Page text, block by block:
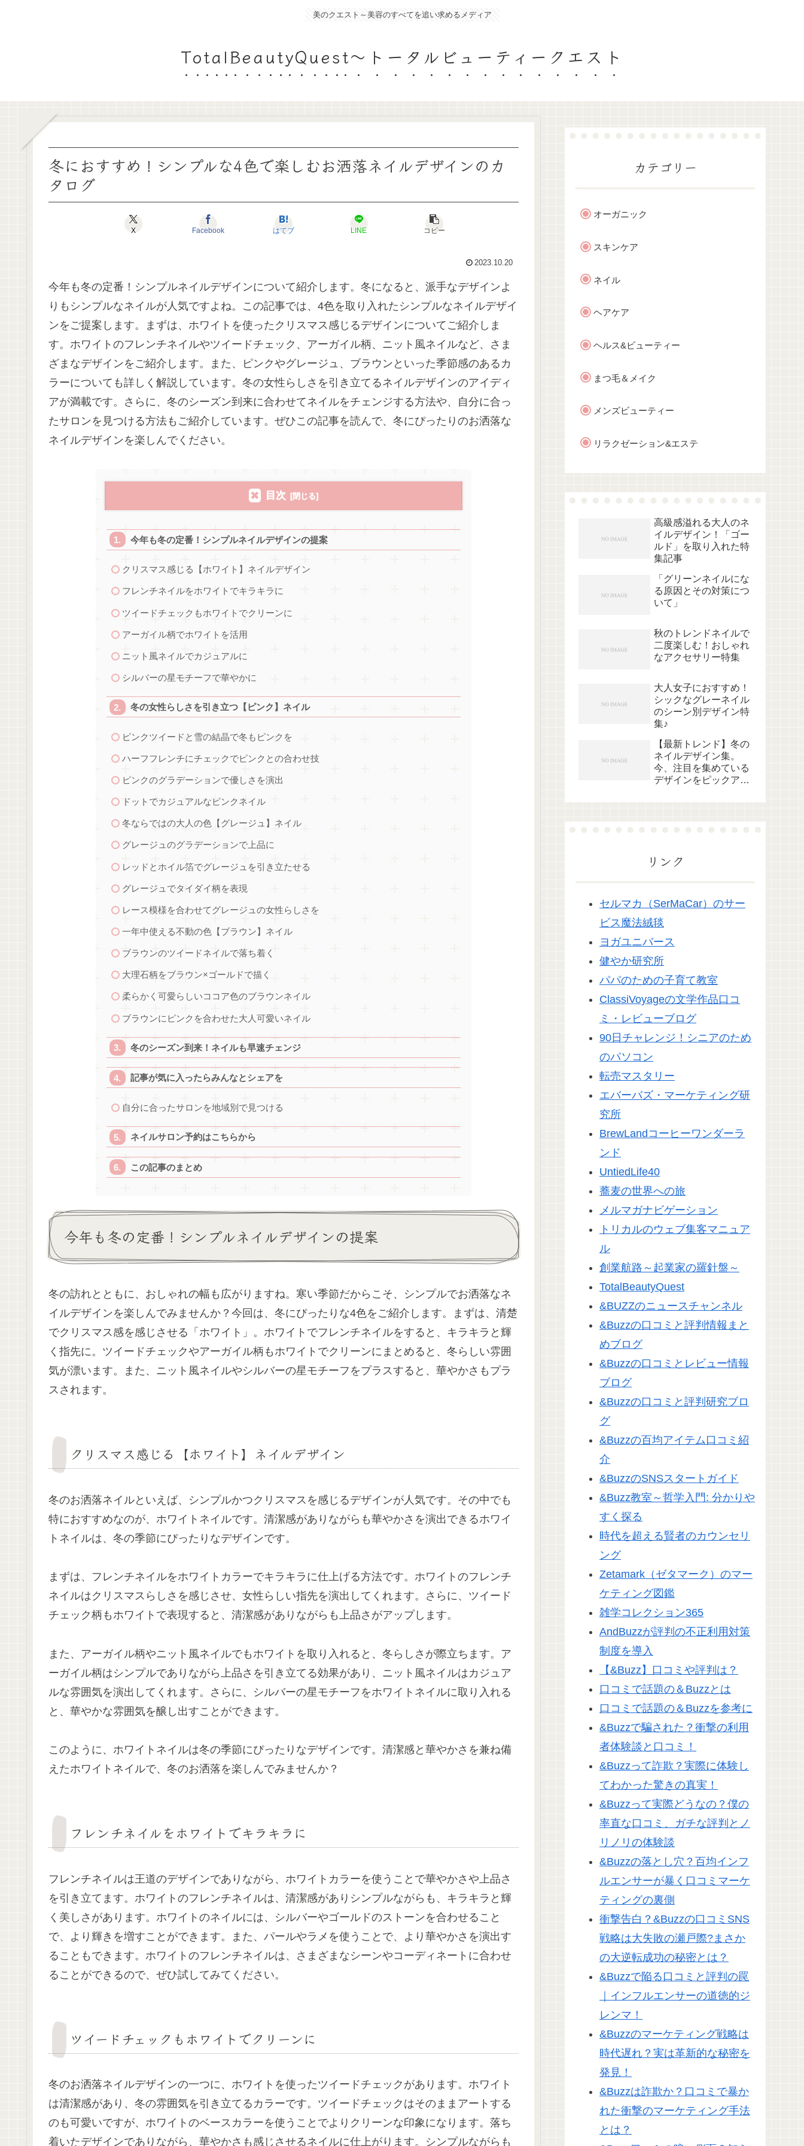
美のクエスト～美容のすべてを追い求めるメディア
TotalBeautyQuest～トータルビューティークエスト
冬におすすめ！シンプルな4色で楽しむお洒落ネイルデザインのカ
タログ
X Facebook はてブ LINE コピー
2023.10.20
今年も冬の定番！シンプルネイルデザインについて紹介します。冬になると、派手なデザインよ
りもシンプルなネイルが人気ですよね。この記事では、4色を取り入れたシンプルなネイルデザイ
ンをご提案します。まずは、ホワイトを使ったクリスマス感じるデザインについてご紹介しま
す。ホワイトのフレンチネイルやツイードチェック、アーガイル柄、ニット風ネイルなど、さま
ざまなデザインをご紹介します。また、ピンクやグレージュ、ブラウンといった季節感のあるカ
ラーについても詳しく解説しています。冬の女性らしさを引き立てるネイルデザインのアイディ
アが満載です。さらに、冬のシーズン到来に合わせてネイルをチェンジする方法や、自分に合っ
たサロンを見つける方法もご紹介しています。ぜひこの記事を読んで、冬にぴったりのお洒落な
ネイルデザインを楽しんでください。
目次
今年も冬の定番！シンプルネイルデザインの提案
クリスマス感じる【ホワイト】ネイルデザイン
フレンチネイルをホワイトでキラキラに
ツイードチェックもホワイトでクリーンに
アーガイル柄でホワイトを活用
ニット風ネイルでカジュアルに
シルバーの星モチーフで華やかに
冬の女性らしさを引き立つ【ピンク】ネイル
ピンクツイードと雪の結晶で冬もピンクを
ハーフフレンチにチェックでピンクとの合わせ技
ピンクのグラデーションで優しさを演出
ドットでカジュアルなピンクネイル
冬ならではの大人の色【グレージュ】ネイル
グレージュのグラデーションで上品に
レッドとホイル箔でグレージュを引き立たせる
グレージュでタイダイ柄を表現
レース模様を合わせてグレージュの女性らしさを
一年中使える不動の色【ブラウン】ネイル
ブラウンのツイードネイルで落ち着く
大理石柄をブラウン×ゴールドで描く
柔らかく可愛らしいココア色のブラウンネイル
ブラウンにピンクを合わせた大人可愛いネイル
冬のシーズン到来！ネイルも早速チェンジ
記事が気に入ったらみんなとシェアを
自分に合ったサロンを地域別で見つける
ネイルサロン予約はこちらから
この記事のまとめ
今年も冬の定番！シンプルネイルデザインの提案
冬の訪れとともに、おしゃれの幅も広がりますね。寒い季節だからこそ、シンプルでお洒落なネ
イルデザインを楽しんでみませんか？今回は、冬にぴったりな4色をご紹介します。まずは、清楚
でクリスマス感を感じさせる「ホワイト」。ホワイトでフレンチネイルをすると、キラキラと輝
く指先に。ツイードチェックやアーガイル柄もホワイトでクリーンにまとめると、冬らしい雰囲
気が漂います。また、ニット風ネイルやシルバーの星モチーフをプラスすると、華やかさもプラ
スされます。
クリスマス感じる【ホワイト】ネイルデザイン
冬のお洒落ネイルといえば、シンプルかつクリスマスを感じるデザインが人気です。その中でも
特におすすめなのが、ホワイトネイルです。清潔感がありながらも華やかさを演出できるホワイ
トネイルは、冬の季節にぴったりなデザインです。
まずは、フレンチネイルをホワイトカラーでキラキラに仕上げる方法です。ホワイトのフレンチ
ネイルはクリスマスらしさを感じさせ、女性らしい指先を演出してくれます。さらに、ツイード
チェック柄もホワイトで表現すると、清潔感がありながらも上品さがアップします。
また、アーガイル柄やニット風ネイルでもホワイトを取り入れると、冬らしさが際立ちます。ア
ーガイル柄はシンプルでありながら上品さを引き立てる効果があり、ニット風ネイルはカジュア
ルな雰囲気を演出してくれます。さらに、シルバーの星モチーフをホワイトネイルに取り入れる
と、華やかな雰囲気を醸し出すことができます。
このように、ホワイトネイルは冬の季節にぴったりなデザインです。清潔感と華やかさを兼ね備
えたホワイトネイルで、冬のお洒落を楽しんでみませんか？
フレンチネイルをホワイトでキラキラに
フレンチネイルは王道のデザインでありながら、ホワイトカラーを使うことで華やかさや上品さ
を引き立てます。ホワイトのフレンチネイルは、清潔感がありシンプルながらも、キラキラと輝
く美しさがあります。ホワイトのネイルには、シルバーやゴールドのストーンを合わせること
で、より輝きを増すことができます。また、パールやラメを使うことで、より華やかさを演出す
ることもできます。ホワイトのフレンチネイルは、さまざまなシーンやコーディネートに合わせ
ることができるので、ぜひ試してみてください。
ツイードチェックもホワイトでクリーンに
冬のお洒落ネイルデザインの一つに、ホワイトを使ったツイードチェックがあります。ホワイト
は清潔感があり、冬の雰囲気を引き立てるカラーです。ツイードチェックはそのままアートする
のも可愛いですが、ホワイトのベースカラーを使うことでよりクリーンな印象になります。落ち
着いたデザインでありながら、華やかさも感じさせるネイルに仕上がります。シンプルながらも
カテゴリー
オーガニック
スキンケア
ネイル
ヘアケア
ヘルス&ビューティー
まつ毛＆メイク
メンズビューティー
リラクゼーション&エステ
高級感溢れる大人のネ
イルデザイン！「ゴー
ルド」を取り入れた特
集記事
「グリーンネイルにな
る原因とその対策につ
いて」
秋のトレンドネイルで
二度楽しむ！おしゃれ
なアクセサリー特集
大人女子におすすめ！
シックなグレーネイル
のシーン別デザイン特
集♪
【最新トレンド】冬の
ネイルデザイン集。
今、注目を集めている
デザインをピックアッ
リンク
セルマカ（SerMaCar）のサー
ビス魔法絨毯
ヨガユニバース
健やか研究所
パパのための子育て教室
ClassiVoyageの文学作品口コ
ミ・レビューブログ
90日チャレンジ！シニアのため
のパソコン
転売マスタリー
エバーバズ・マーケティング研
究所
BrewLandコーヒーワンダーラ
ンド
UntiedLife40
蕎麦の世界への旅
メルマガナビゲーション
トリカルのウェブ集客マニュア
ル
創業航路～起業家の羅針盤～
TotalBeautyQuest
&BUZZのニュースチャンネル
&Buzzの口コミと評判情報まと
めブログ
&Buzzの口コミとレビュー情報
ブログ
&Buzzの口コミと評判研究ブロ
グ
&Buzzの百均アイテム口コミ紹
介
&BuzzのSNSスタートガイド
&Buzz教室～哲学入門: 分かりや
すく探る
時代を超える賢者のカウンセリ
ング
Zetamark（ゼタマーク）のマー
ケティング図鑑
雑学コレクション365
AndBuzzが評判の不正利用対策
制度を導入
【&Buzz】口コミや評判は？
口コミで話題の＆Buzzとは
口コミで話題の＆Buzzを参考に
&Buzzで騙された？衝撃の利用
者体験談と口コミ！
&Buzzって詐欺？実際に体験し
てわかった驚きの真実！
&Buzzって実際どうなの？僕の
率直な口コミ、ガチな評判とノ
リノリの体験談
&Buzzの落とし穴？百均インフ
ルエンサーが暴く口コミマーケ
ティングの裏側
衝撃告白？&Buzzの口コミSNS
戦略は大失敗の瀬戸際?まさか
の大逆転成功の秘密とは？
&Buzzで陥る口コミと評判の罠
｜インフルエンサーの道徳的ジ
レンマ！
&Buzzのマーケティング戦略は
時代遅れ？実は革新的な秘密を
発見！
&Buzzは詐欺か？口コミで暴か
れた衝撃のマーケティング手法
とは？